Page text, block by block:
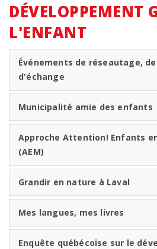
DÉVELOPPEMENT
L'ENFANT
Événements de réseautage,
d'échange
Municipalité amie des enfants
Approche Attention! Enfants
(AEM)
Grandir en nature à Laval
Mes langues, mes livres
Enquête québécoise sur le